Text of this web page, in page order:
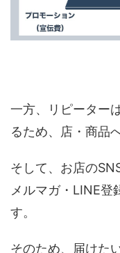
一方、リピーター
るため、店・商品
そして、お店の
メルマガ・LINE登
す。
そのため、届けた